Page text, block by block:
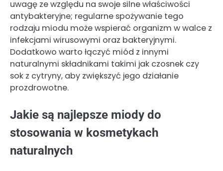
uwagę ze względu na swoje silne właściwości
antybakteryjne; regularne spożywanie tego
rodzaju miodu może wspierać organizm w walce z
infekcjami wirusowymi oraz bakteryjnymi.
Dodatkowo warto łączyć miód z innymi
naturalnymi składnikami takimi jak czosnek czy
sok z cytryny, aby zwiększyć jego działanie
prozdrowotne.
Jakie są najlepsze miody do
stosowania w kosmetykach
naturalnych